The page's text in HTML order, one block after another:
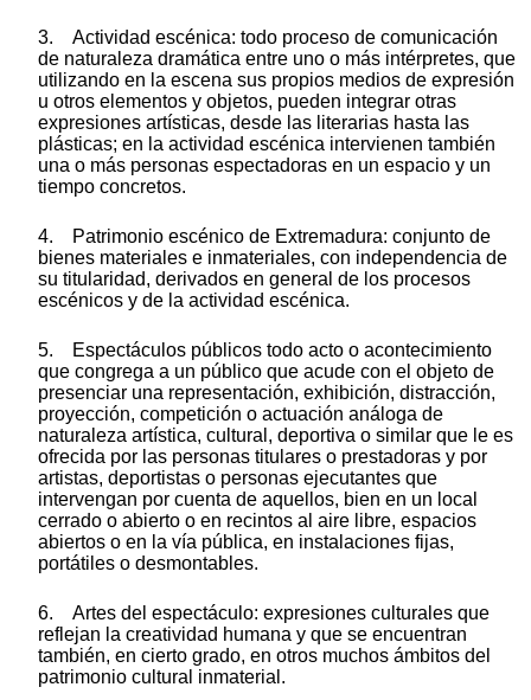
3. Actividad escénica: todo proceso de comunicación
de naturaleza dramática entre uno o más intérpretes, que
utilizando en la escena sus propios medios de expresión
u otros elementos y objetos, pueden integrar otras
expresiones artísticas, desde las literarias hasta las
plásticas; en la actividad escénica intervienen también
una o más personas espectadoras en un espacio y un
tiempo concretos.
4. Patrimonio escénico de Extremadura: conjunto de
bienes materiales e inmateriales, con independencia de
su titularidad, derivados en general de los procesos
escénicos y de la actividad escénica.
5. Espectáculos públicos todo acto o acontecimiento
que congrega a un público que acude con el objeto de
presenciar una representación, exhibición, distracción,
proyección, competición o actuación análoga de
naturaleza artística, cultural, deportiva o similar que le es
ofrecida por las personas titulares o prestadoras y por
artistas, deportistas o personas ejecutantes que
intervengan por cuenta de aquellos, bien en un local
cerrado o abierto o en recintos al aire libre, espacios
abiertos o en la vía pública, en instalaciones fijas,
portátiles o desmontables.
6. Artes del espectáculo: expresiones culturales que
reflejan la creatividad humana y que se encuentran
también, en cierto grado, en otros muchos ámbitos del
patrimonio cultural inmaterial.